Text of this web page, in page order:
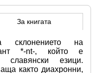
За книгата
склонението на
*-nt-, който е
славянски езици.
както диахронни,